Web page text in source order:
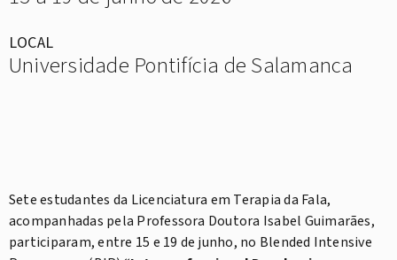
LOCAL
Universidade Pontifícia de Salamanca
Sete estudantes da Licenciatura em Terapia da Fala,
acompanhadas pela Professora Doutora Isabel Guimarães,
participaram, entre 15 e 19 de junho, no Blended Intensive